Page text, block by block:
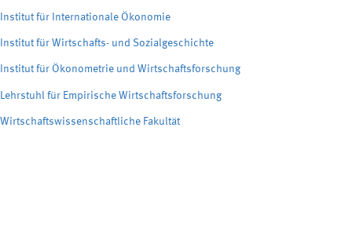
Institut für Internationale Ökonomie
Institut für Wirtschafts- und Sozialgeschichte
Institut für Ökonometrie und Wirtschaftsforschung
Lehrstuhl für Empirische Wirtschaftsforschung
Wirtschaftswissenschaftliche Fakultät